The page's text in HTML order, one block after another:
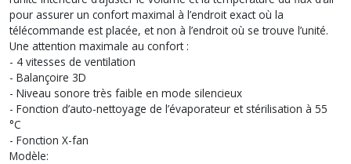
pour assurer un confort maximal à l’endroit exact où la
télécommande est placée, et non à l’endroit où se trouve l’unité.
Une attention maximale au confort :
- 4 vitesses de ventilation
- Balançoire 3D
- Niveau sonore très faible en mode silencieux
- Fonction d’auto-nettoyage de l’évaporateur et stérilisation à 55
°C
- Fonction X-fan
Modèle: